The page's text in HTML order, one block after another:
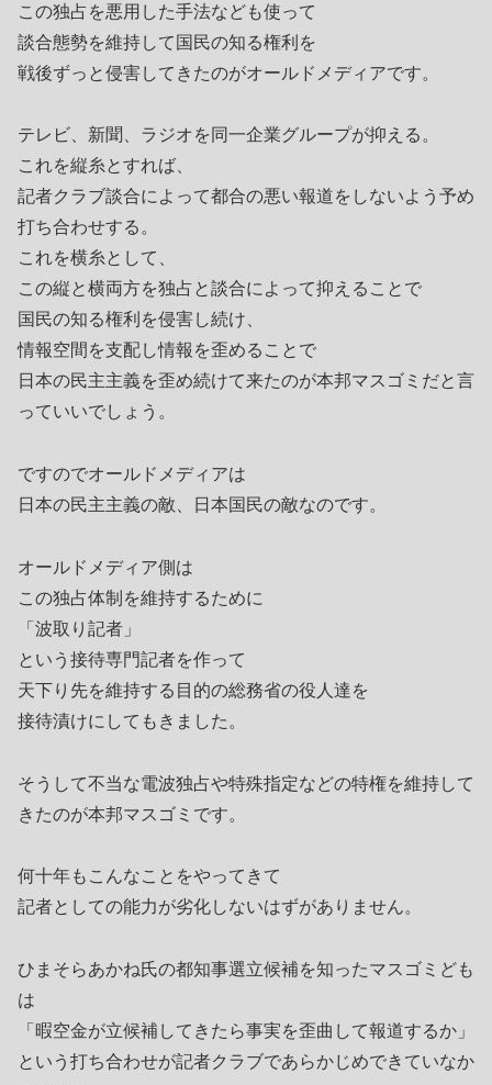
この独占を悪用した手法なども使って
談合態勢を維持して国民の知る権利を
戦後ずっと侵害してきたのがオールドメディアです。
テレビ、新聞、ラジオを同一企業グループが抑える。
これを縦糸とすれば、
記者クラブ談合によって都合の悪い報道をしないよう予め
打ち合わせする。
これを横糸として、
この縦と横両方を独占と談合によって抑えることで
国民の知る権利を侵害し続け、
情報空間を支配し情報を歪めることで
日本の民主主義を歪め続けて来たのが本邦マスゴミだと言
っていいでしょう。
ですのでオールドメディアは
日本の民主主義の敵、日本国民の敵なのです。
オールドメディア側は
この独占体制を維持するために
「波取り記者」
という接待専門記者を作って
天下り先を維持する目的の総務省の役人達を
接待漬けにしてもきました。
そうして不当な電波独占や特殊指定などの特権を維持して
きたのが本邦マスゴミです。
何十年もこんなことをやってきて
記者としての能力が劣化しないはずがありません。
ひまそらあかね氏の都知事選立候補を知ったマスゴミども
は
「暇空金が立候補してきたら事実を歪曲して報道するか」
という打ち合わせが記者クラブであらかじめできていなか